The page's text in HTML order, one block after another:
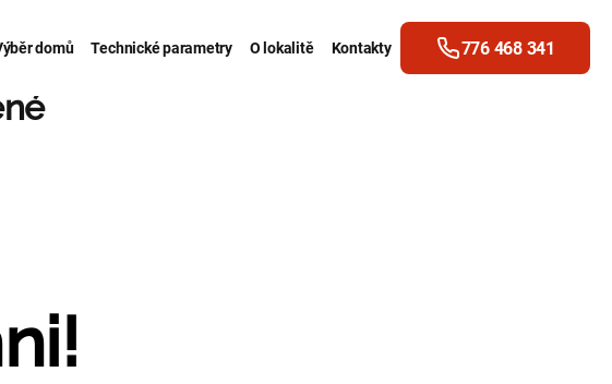
domů Technické parametry O lokalitě Kontakty 776 468 341